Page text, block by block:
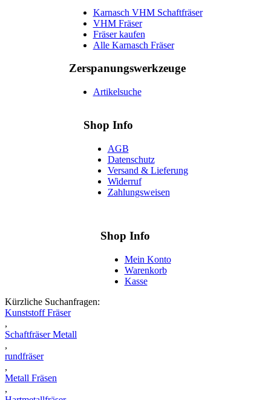
Karnasch VHM Schaftfräser
VHM Fräser
Fräser kaufen
Alle Karnasch Fräser
Zerspanungs­werkzeuge
Artikelsuche
Shop Info
AGB
Datenschutz
Versand & Lieferung
Widerruf
Zahlungsweisen
Shop Info
Mein Konto
Warenkorb
Kasse
Kürzliche Suchanfragen:
Kunststoff Fräser
,
Schaftfräser Metall
,
rundfräser
,
Metall Fräsen
,